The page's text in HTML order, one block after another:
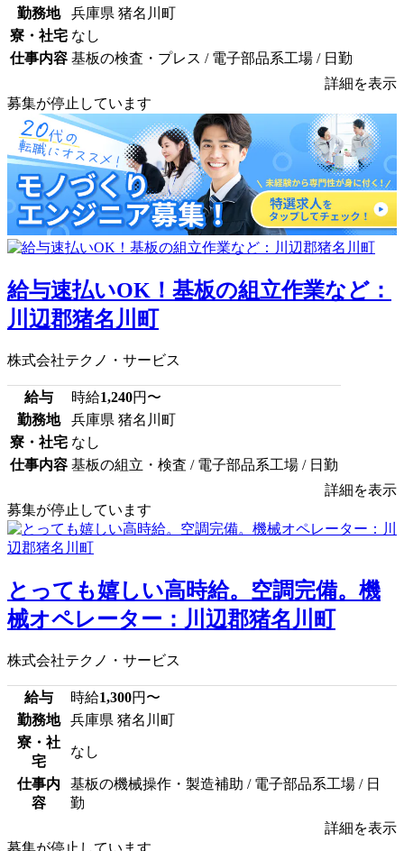
勤務地
兵庫県 猪名川町
寮・社宅 なし
仕事内容 基板の検査・プレス / 電子部品系工場 / 日勤
詳細を表示
募集が停止しています
給与速払いOK！基板の組立作業など：
川辺郡猪名川町
株式会社テクノ・サービス
給与 時給1,240円〜
勤務地
兵庫県 猪名川町
寮・社宅 なし
仕事内容 基板の組立・検査 / 電子部品系工場 / 日勤
詳細を表示
募集が停止しています
とっても嬉しい高時給。空調完備。機
械オペレーター：川辺郡猪名川町
株式会社テクノ・サービス
給与 時給1,300円〜
勤務地
兵庫県 猪名川町
寮・社
宅
なし
仕事内
容
基板の機械操作・製造補助 / 電子部品系工場 / 日
勤
詳細を表示
募集が停止しています